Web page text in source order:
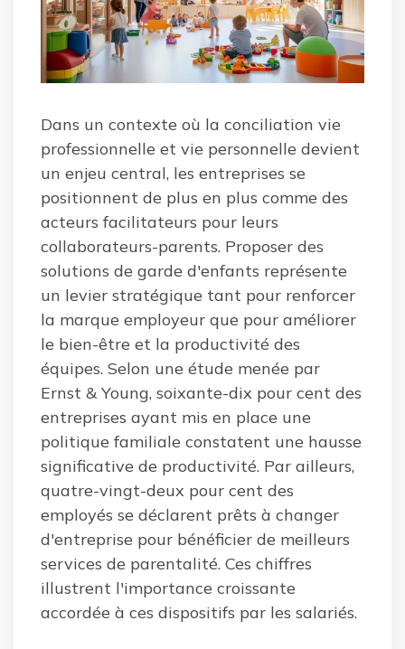
Dans un contexte où la conciliation vie
professionnelle et vie personnelle devient
un enjeu central, les entreprises se
positionnent de plus en plus comme des
acteurs facilitateurs pour leurs
collaborateurs-parents. Proposer des
solutions de garde d'enfants représente
un levier stratégique tant pour renforcer
la marque employeur que pour améliorer
le bien-être et la productivité des
équipes. Selon une étude menée par
Ernst & Young, soixante-dix pour cent des
entreprises ayant mis en place une
politique familiale constatent une hausse
significative de productivité. Par ailleurs,
quatre-vingt-deux pour cent des
employés se déclarent prêts à changer
d'entreprise pour bénéficier de meilleurs
services de parentalité. Ces chiffres
illustrent l'importance croissante
accordée à ces dispositifs par les salariés.